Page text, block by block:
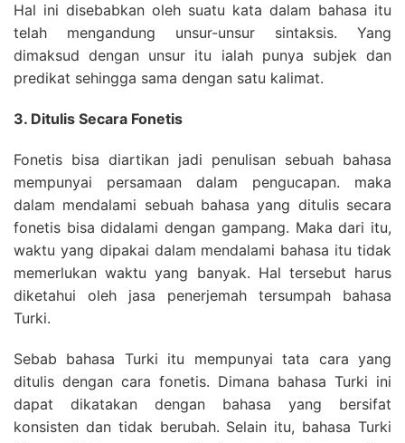
Hal ini disebabkan oleh suatu kata dalam bahasa itu
telah mengandung unsur-unsur sintaksis. Yang
dimaksud dengan unsur itu ialah punya subjek dan
predikat sehingga sama dengan satu kalimat.
3. Ditulis Secara Fonetis
Fonetis bisa diartikan jadi penulisan sebuah bahasa
mempunyai persamaan dalam pengucapan. maka
dalam mendalami sebuah bahasa yang ditulis secara
fonetis bisa didalami dengan gampang. Maka dari itu,
waktu yang dipakai dalam mendalami bahasa itu tidak
memerlukan waktu yang banyak. Hal tersebut harus
diketahui oleh jasa penerjemah tersumpah bahasa
Turki.
Sebab bahasa Turki itu mempunyai tata cara yang
ditulis dengan cara fonetis. Dimana bahasa Turki ini
dapat dikatakan dengan bahasa yang bersifat
konsisten dan tidak berubah. Selain itu, bahasa Turki